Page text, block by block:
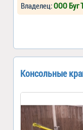
Владелец:ООО Буг
Консольные